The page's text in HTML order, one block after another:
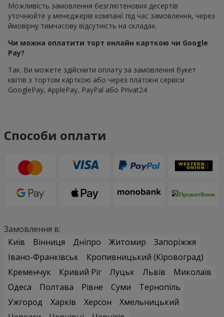
Можливість замовлення безглютенових десертів
уточнюйте у менеджерів компанії під час замовлення, через
ймовірну тимчасову відсутність на складах.
Чи можна оплатити торт онлайн карткою чи Google
Pay?
Так. Ви можете здійснити оплату за замовлення букет
квітів з тортом карткою або через платіжні сервіси
GooglePay, ApplePay, PayPal або Privat24
Способи оплати
Замовлення в:
Київ
Вінниця Дніпро Житомир
Запоріжжя
Івано-Франківськ
Кропивницький (Кіровоград)
Кременчук
Кривий Ріг Луцьк Львів
Миколаїв
Одеса
Полтава Рівне Суми
Тернопіль
Ужгород
Харків Херсон
Хмельницький